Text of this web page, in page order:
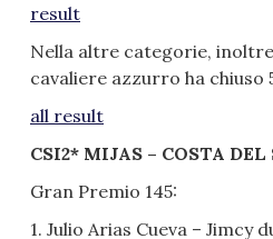
result
Nella altre categorie,
cavaliere azzurro ha chiuso
all result
CSI2* MIJAS – COSTA DEL
Gran Premio 145:
1. Julio Arias Cueva – Jimcy